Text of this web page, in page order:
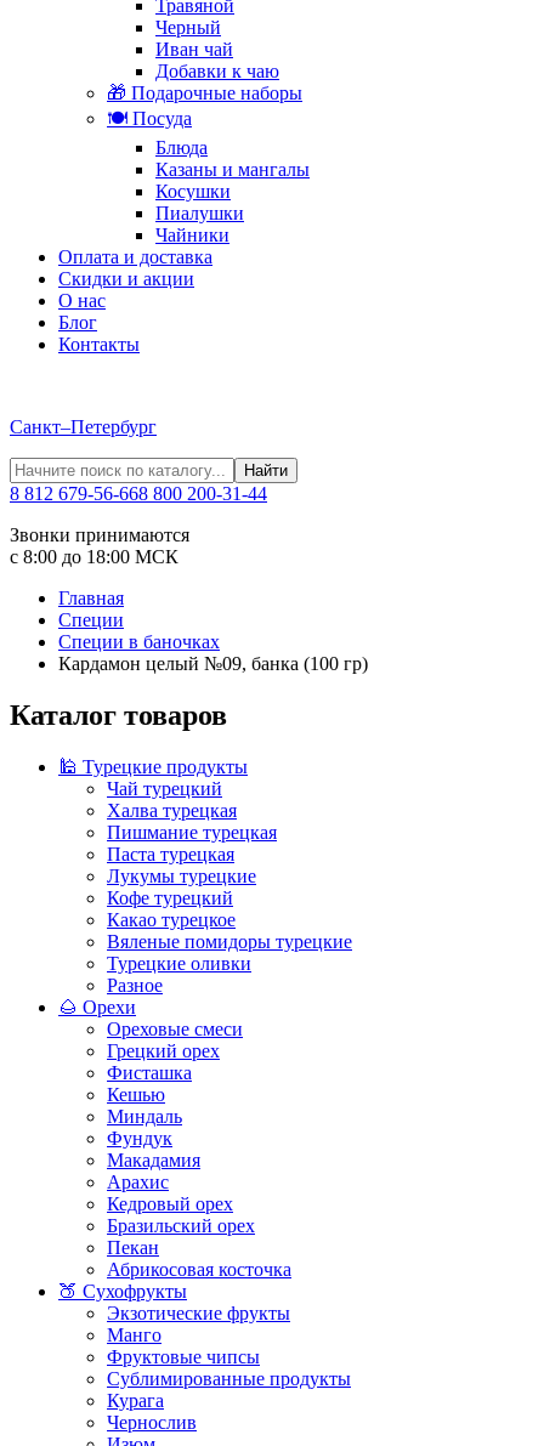
Травяной
Черный
Иван чай
Добавки к чаю
🎁 Подарочные наборы
🍽️ Посуда
Блюда
Казаны и мангалы
Косушки
Пиалушки
Чайники
Оплата и доставка
Скидки и акции
О нас
Блог
Контакты
Санкт–Петербург
Найти
8 812 679-56-668 800 200-31-44
Звонки принимаются
с 8:00 до 18:00 МСК
Главная
Специи
Специи в баночках
Кардамон целый №09, банка (100 гр)
Каталог товаров
🕌 Турецкие продукты
Чай турецкий
Халва турецкая
Пишмание турецкая
Паста турецкая
Лукумы турецкие
Кофе турецкий
Какао турецкое
Вяленые помидоры турецкие
Турецкие оливки
Разное
🌰 Орехи
Ореховые смеси
Грецкий орех
Фисташка
Кешью
Миндаль
Фундук
Макадамия
Арахис
Кедровый орех
Бразильский орех
Пекан
Абрикосовая косточка
🍑 Сухофрукты
Экзотические фрукты
Манго
Фруктовые чипсы
Сублимированные продукты
Курага
Чернослив